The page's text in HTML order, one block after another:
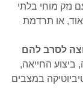
נזק מוחי בלתי
או תרדמת
לסרב להם
החייאה,
במצבים